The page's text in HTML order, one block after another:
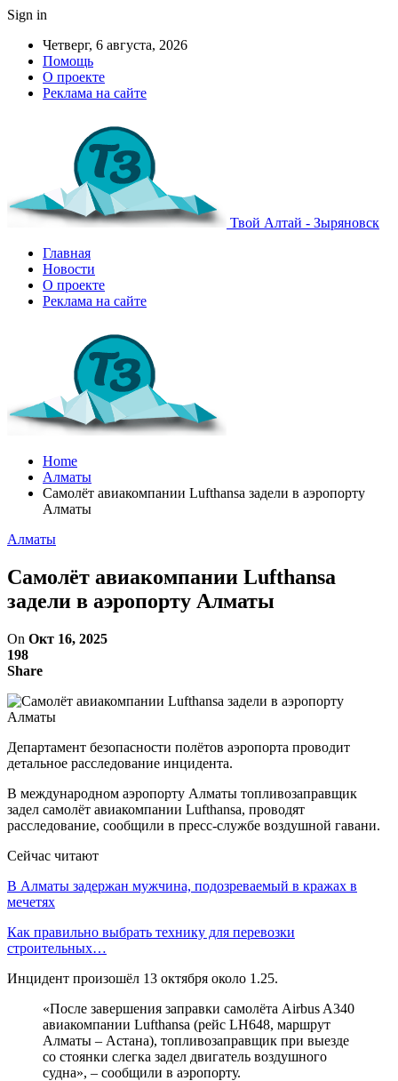
Sign in
Четверг, 6 августа, 2026
Помощь
О проекте
Реклама на сайте
Твой Алтай - Зыряновск
Главная
Новости
О проекте
Реклама на сайте
Home
Алматы
Самолёт авиакомпании Lufthansa задели в аэропорту
Алматы
Алматы
Самолёт авиакомпании Lufthansa
задели в аэропорту Алматы
On Окт 16, 2025
198
Share
Департамент безопасности полётов аэропорта проводит
детальное расследование инцидента.
В международном аэропорту Алматы топливозаправщик
задел самолёт авиакомпании Lufthansa, проводят
расследование, сообщили в пресс-службе воздушной гавани.
Сейчас читают
В Алматы задержан мужчина, подозреваемый в кражах в
мечетях
Как правильно выбрать технику для перевозки
строительных…
Инцидент произошёл 13 октября около 1.25.
«После завершения заправки самолёта Airbus A340
авиакомпании Lufthansa (рейс LH648, маршрут
Алматы – Астана), топливозаправщик при выезде
со стоянки слегка задел двигатель воздушного
судна», – сообщили в аэропорту.